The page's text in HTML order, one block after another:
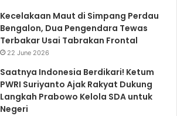
Kecelakaan Maut di Simpang Perdau
Bengalon, Dua Pengendara Tewas
Terbakar Usai Tabrakan Frontal
22 June 2026
Saatnya Indonesia Berdikari! Ketum
PWRI Suriyanto Ajak Rakyat Dukung
Langkah Prabowo Kelola SDA untuk
Negeri